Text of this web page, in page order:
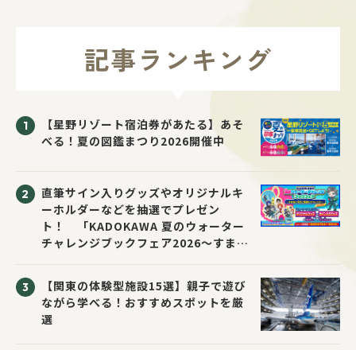
記事ランキング
【星野リゾート宿泊券があたる】あそ
べる！夏の図鑑まつり2026開催中
直筆サイン入りグッズやオリジナルキ
ーホルダーなどを抽選でプレゼン
ト！ 「KADOKAWA 夏のウォーター
チャレンジブックフェア2026～すまな
【関東の体験型施設15選】親子で遊び
ながら学べる！おすすめスポットを厳
選